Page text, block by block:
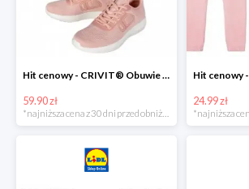
Hit cenowy - CRIVIT® Obuwie dziewczęce sportowe i na co dzień, 1 para
59.90 zł 24.99 zł